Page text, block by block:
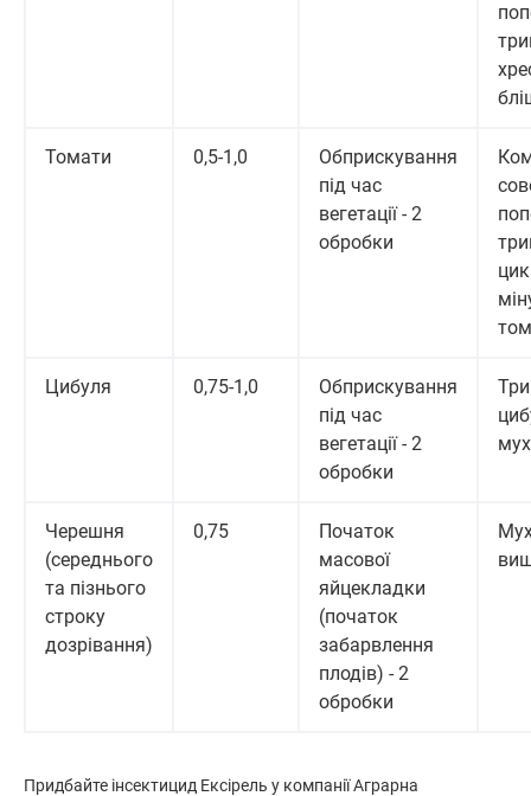
Томати 0,5-1,0
Обприскування
під час
вегетації - 2
обробки
Цибуля 0,75-1,0
Обприскування
під час
вегетації - 2
обробки
Черешня
(середнього
та пізнього
строку
дозрівання)
0,75
Початок
масової
яйцекладки
(початок
забарвлення
плодів) - 2
обробки
Придбайте інсектицид Ексірель у компанії Аграрна